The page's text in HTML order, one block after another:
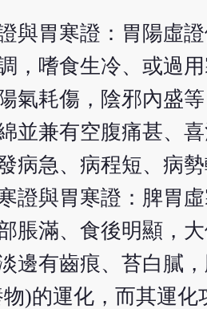
與胃寒證：胃陽虛
，嗜食生冷、或過
氣耗傷，陰邪內盛
並兼有空腹痛甚、
病急、病程短、病勢
證與胃寒證：脾胃
脹滿、食後明顯，
邊有齒痕、苔白膩
)的運化，而其運